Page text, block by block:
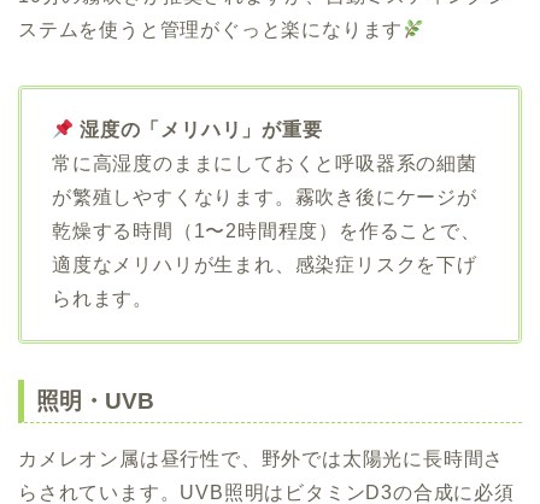
ステムを使うと管理がぐっと楽になります
湿度の「メリハリ」が重要
常に高湿度のままにしておくと呼吸器系の細菌
が繁殖しやすくなります。霧吹き後にケージが
乾燥する時間（1〜2時間程度）を作ることで、
適度なメリハリが生まれ、感染症リスクを下げ
られます。
照明・UVB
カメレオン属は昼行性で、野外では太陽光に長時間さ
らされています。UVB照明はビタミンD3の合成に必須